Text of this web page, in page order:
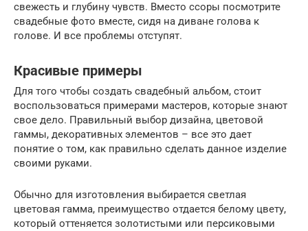
свежесть и глубину чувств. Вместо ссоры посмотрите
свадебные фото вместе, сидя на диване голова к
голове. И все проблемы отступят.
Красивые примеры
Для того чтобы создать свадебный альбом, стоит
воспользоваться примерами мастеров, которые знают
свое дело. Правильный выбор дизайна, цветовой
гаммы, декоративных элементов – все это дает
понятие о том, как правильно сделать данное изделие
своими руками.
Обычно для изготовления выбирается светлая
цветовая гамма, преимущество отдается белому цвету,
который оттеняется золотистыми или персиковыми